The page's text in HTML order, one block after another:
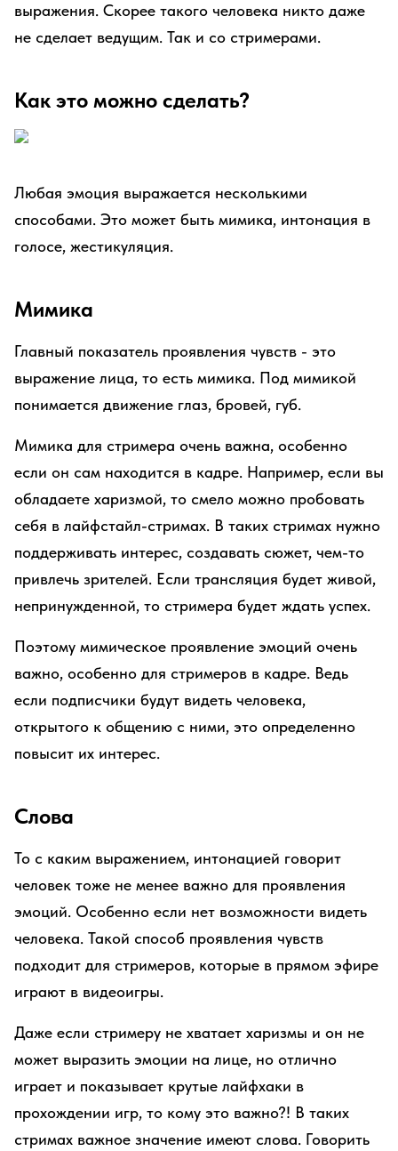
выражения. Скорее такого человека никто даже
не сделает ведущим. Так и со стримерами.
Как это можно сделать?
Любая эмоция выражается несколькими
способами. Это может быть мимика, интонация в
голосе, жестикуляция.
Мимика
Главный показатель проявления чувств - это
выражение лица, то есть мимика. Под мимикой
понимается движение глаз, бровей, губ.
Мимика для стримера очень важна, особенно
если он сам находится в кадре. Например, если вы
обладаете харизмой, то смело можно пробовать
себя в лайфстайл-стримах. В таких стримах нужно
поддерживать интерес, создавать сюжет, чем-то
привлечь зрителей. Если трансляция будет живой,
непринужденной, то стримера будет ждать успех.
Поэтому мимическое проявление эмоций очень
важно, особенно для стримеров в кадре. Ведь
если подписчики будут видеть человека,
открытого к общению с ними, это определенно
повысит их интерес.
Слова
То с каким выражением, интонацией говорит
человек тоже не менее важно для проявления
эмоций. Особенно если нет возможности видеть
человека. Такой способ проявления чувств
подходит для стримеров, которые в прямом эфире
играют в видеоигры.
Даже если стримеру не хватает харизмы и он не
может выразить эмоции на лице, но отлично
играет и показывает крутые лайфхаки в
прохождении игр, то кому это важно?! В таких
стримах важное значение имеют слова. Говорить